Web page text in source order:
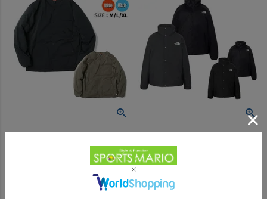
ナンガ ヒノックリップストップ
インナーダウンカーディガン ダ
ウン カジュアル ウェア アウタ
ー ノーカラー アウトドア キャ
ンプ 撥水 難焼 防寒 保温
ザ・ノース・フェイス エクスプ
ローラーパーカートリクライメ
イトジャケット THE NORTH
Jacket
販売価格 ¥